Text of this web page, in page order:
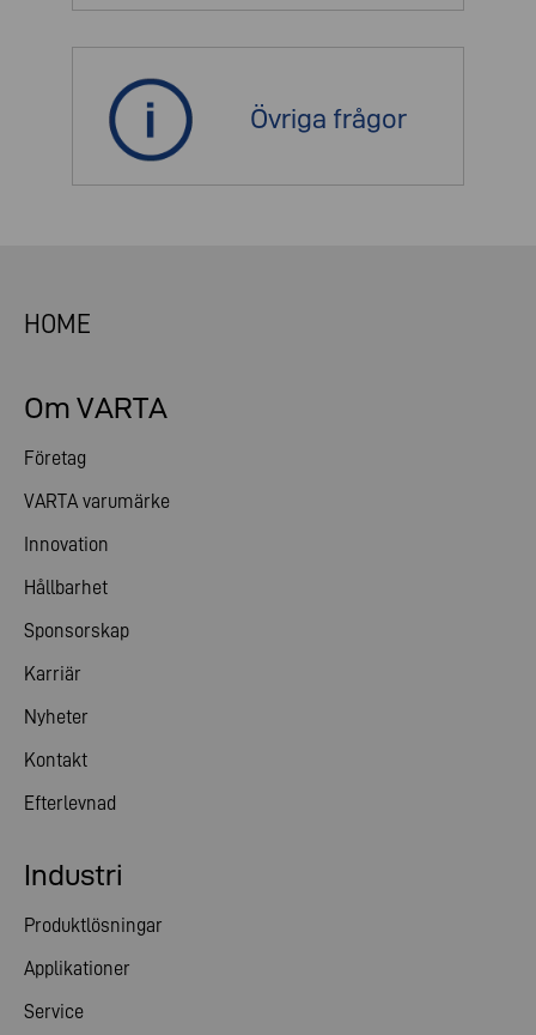
Övriga frågor
HOME
Om VARTA
Företag
VARTA varumärke
Innovation
Hållbarhet
Sponsorskap
Karriär
Nyheter
Kontakt
Efterlevnad
Industri
Produktlösningar
Applikationer
Service